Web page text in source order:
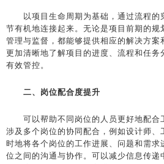
以项目生命周期为基础，通过流程的
节有机地连接起来。无论是项目前期的规
管理与监督，都能够提供相应的解决方案
更加清晰地了解项目的进度、流程和任务
有效管控。
二、岗位配合度提升
可以帮助不同岗位的人员更好地配合
涉及多个岗位的协同配合，例如设计师、
时地将各个岗位的工作进展、问题和需求
位之间的沟通与协作。可以减少信息传递